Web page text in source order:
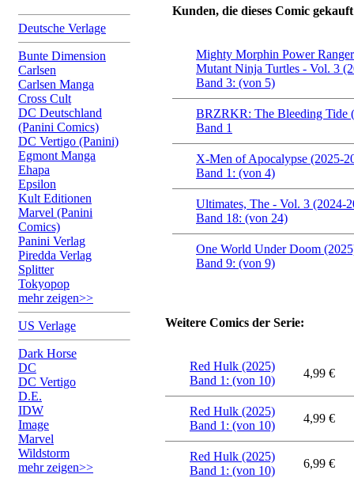
Deutsche Verlage
Bunte Dimension
Carlsen
Carlsen Manga
Cross Cult
DC Deutschland
(Panini Comics)
DC Vertigo (Panini)
Egmont Manga
Ehapa
Epsilon
Kult Editionen
Marvel (Panini
Comics)
Panini Verlag
Piredda Verlag
Splitter
Tokyopop
mehr zeigen>>
US Verlage
Dark Horse
DC
DC Vertigo
D.E.
IDW
Image
Marvel
Wildstorm
mehr zeigen>>
Kunden, die dieses Comic
Mighty Morphin Power
Mutant Ninja Turtles - Vol. 3
Band 3: (von 5)
BRZRKR: The Bleeding Tide
Band 1
X-Men of Apocalypse (2025-
Band 1: (von 4)
Ultimates, The - Vol. 3 (2024-
Band 18: (von 24)
One World Under Doom
Band 9: (von 9)
Weitere Comics der Serie:
Red Hulk (2025)
Band 1: (von 10)
4,99 €
Red Hulk (2025)
Band 1: (von 10)
4,99 €
Red Hulk (2025)
Band 1: (von 10)
6,99 €